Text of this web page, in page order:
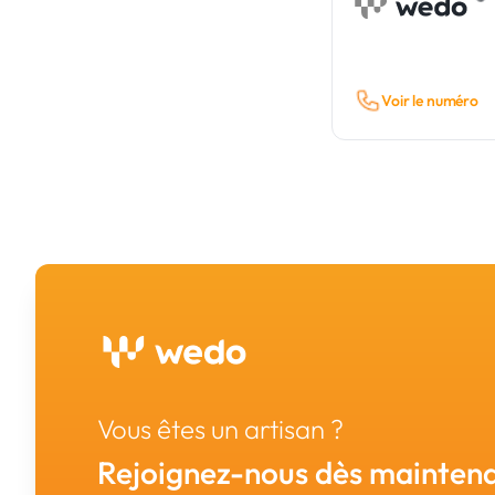
Voir le numéro
Vous êtes un artisan ?
Rejoignez-nous dès